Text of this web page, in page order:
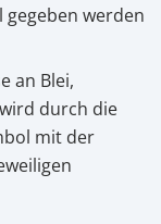
werden
an Blei,
durch die
mit der